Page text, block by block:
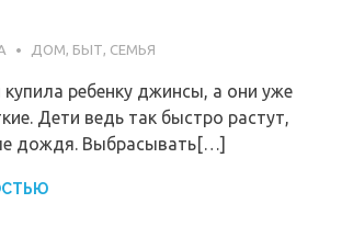
ДОМ, БЫТ, СЕМЬЯ
купила ребенку джинсы, а они уже
Дети ведь так быстро растут,
дождя. Выбрасывать[…]